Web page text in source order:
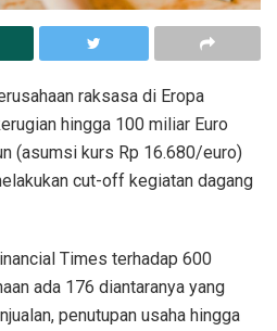
raksasa di Eropa
hingga 100 miliar Euro
(asumsi kurs Rp 16.680/euro)
cut-off kegiatan dagang
Times terhadap 600
ada 176 diantaranya yang
penutupan usaha hingga